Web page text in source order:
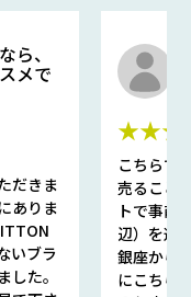
ら、
メで
だきま
ありま
いブラ
た。
こちらで
売ること
トで事前
辺）を選
銀座から
にこちら